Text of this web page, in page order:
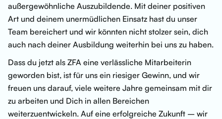
außergewöhnliche Auszubildende. Mit deiner positiven
Art und deinem unermüdlichen Einsatz hast du unser
Team bereichert und wir könnten nicht stolzer sein, dich
auch nach deiner Ausbildung weiterhin bei uns zu haben.
Dass du jetzt als ZFA eine verlässliche Mitarbeiterin
geworden bist, ist für uns ein riesiger Gewinn, und wir
freuen uns darauf, viele weitere Jahre gemeinsam mit dir
zu arbeiten und Dich in allen Bereichen
weiterzuentwickeln. Auf eine erfolgreiche Zukunft – wir